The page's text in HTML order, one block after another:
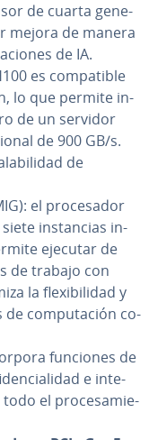
de cuarta ge­ne­
mejora de manera
de IA.
es co­m­pa­ti­ble
lo que permite in­
de un servidor
de 900 GB/s.
de
el pro­ce­sa­dor
in­s­ta­n­cias in­
ejecutar de
de trabajo con
la fle­xi­bi­li­dad y
de co­mpu­tación co­
funciones de
e in­te­
todo el pro­ce­sa­mie­